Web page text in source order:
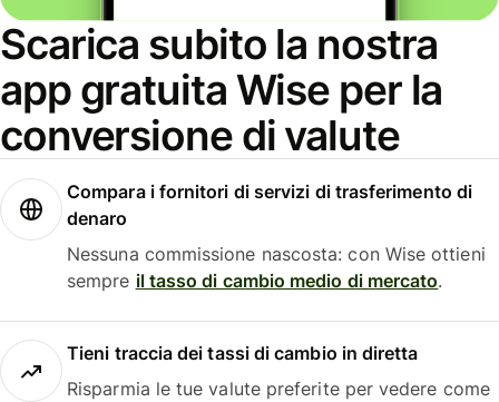
Scarica subito la nostra
app gratuita Wise per la
conversione di valute
Compara i fornitori di servizi di trasferimento di
denaro
Nessuna commissione nascosta: con Wise ottieni
sempre il tasso di cambio medio di mercato.
Tieni traccia dei tassi di cambio in diretta
Risparmia le tue valute preferite per vedere come